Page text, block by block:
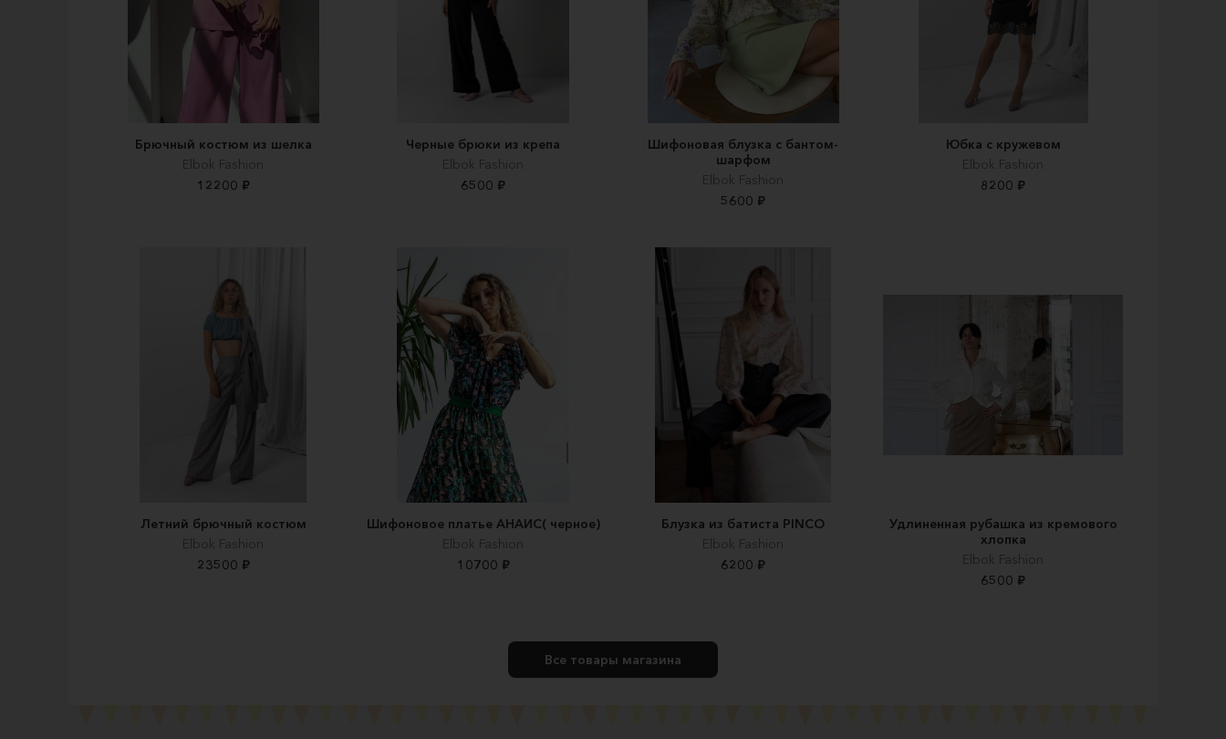
Брючный костюм из шелка
Elbok Fashion
12200 ₽
Черные брюки из крепа
Elbok Fashion
6500 ₽
Шифоновая блузка с бантом-
шарфом
Elbok Fashion
5600 ₽
Юбка с кружевом
Elbok Fashion
8200 ₽
Летний брючный костюм
Elbok Fashion
23500 ₽
Шифоновое платье АНАИС( черное)
Elbok Fashion
10700 ₽
Блузка из батиста PINCO
Elbok Fashion
6200 ₽
Удлиненная рубашка из кремового
хлопка
Elbok Fashion
6500 ₽
Все товары магазина